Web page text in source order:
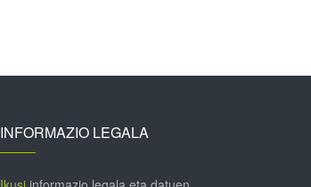
INFORMAZIO LEGALA